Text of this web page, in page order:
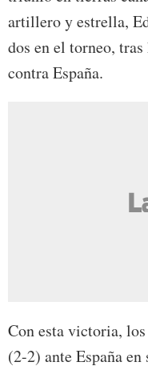
artillero y estrella,
dos en el torneo,
contra España.
Con esta victoria,
(2-2) ante España